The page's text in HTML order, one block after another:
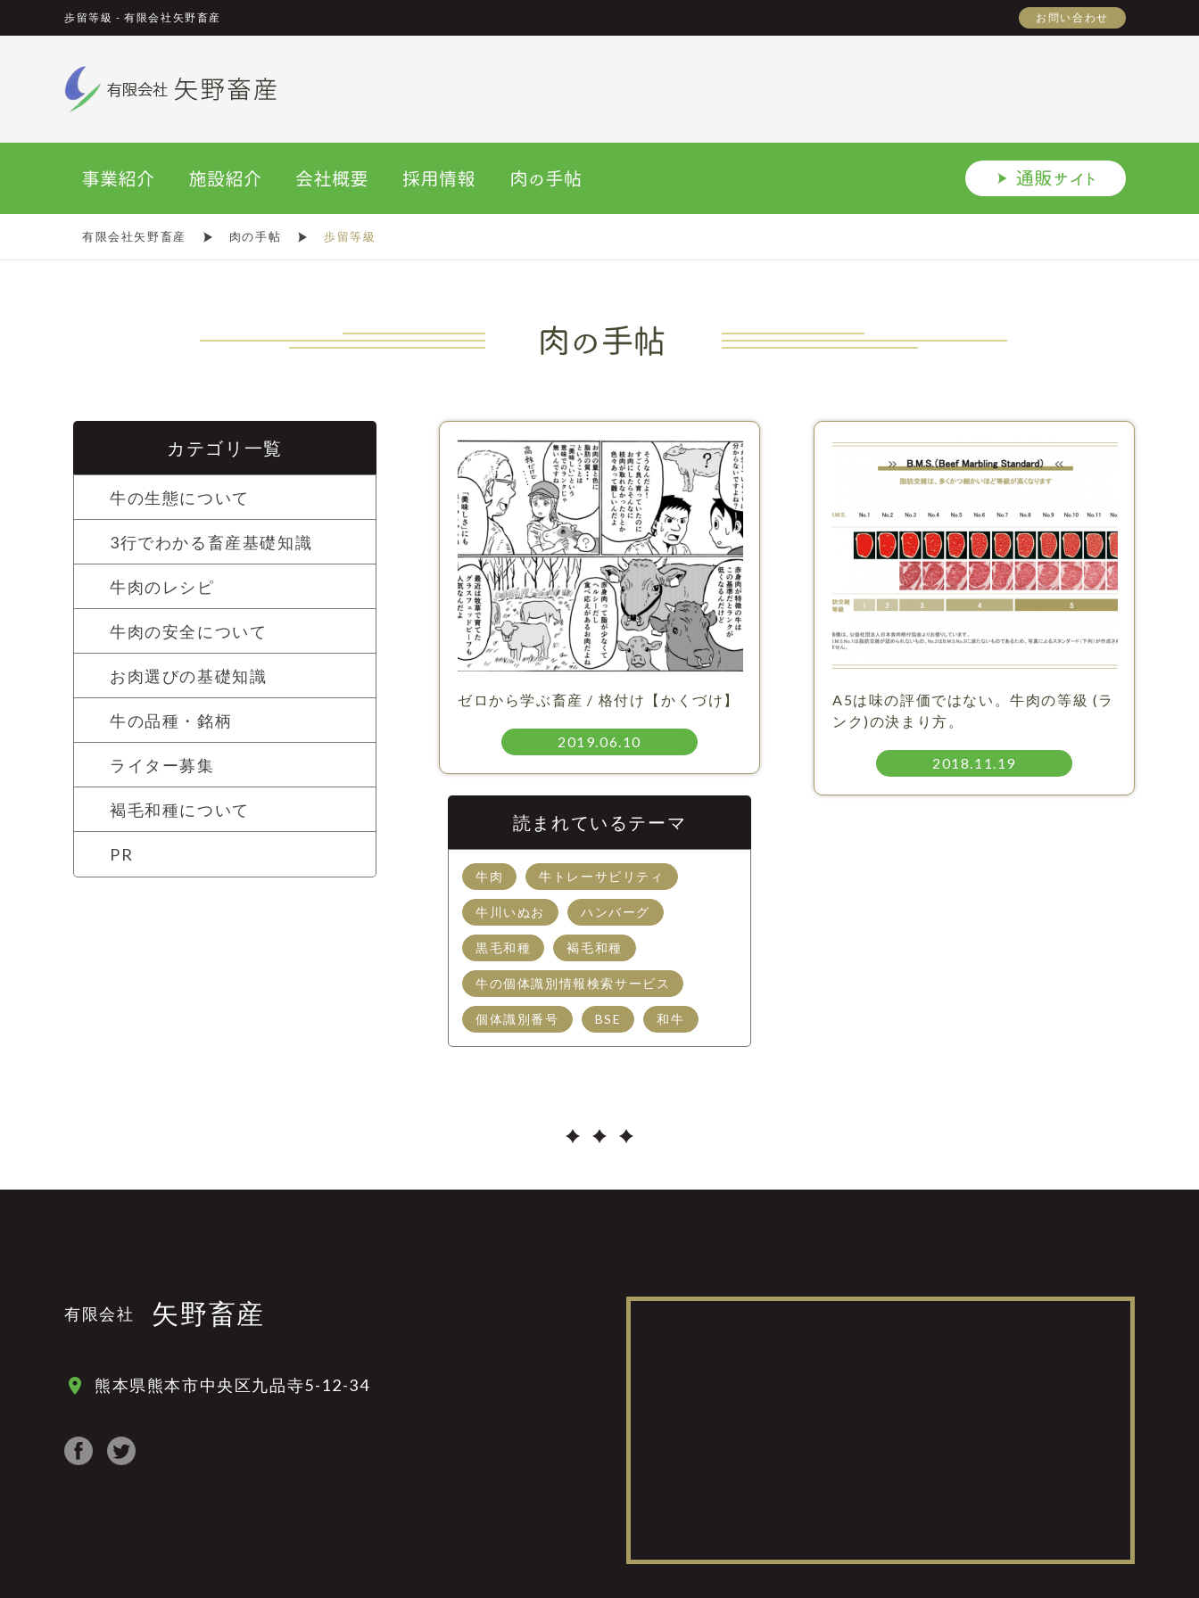
歩留等級 - 有限会社矢野畜産 お問い合わせ
有限会社矢野畜産 肉の手帖 歩留等級
ゼロから学ぶ畜産 / 格付け【かくづけ】
2019.06.10
A5は味の評価ではない。牛肉の等級 (ラ
ンク)の決まり方。
2018.11.19
カテゴリ一覧
牛の生態について
3行でわかる畜産基礎知識
牛肉のレシピ
牛肉の安全について
お肉選びの基礎知識
牛の品種・銘柄
ライター募集
褐毛和種について
PR
読まれているテーマ
牛肉 牛トレーサビリティ
牛川いぬお ハンバーグ
黒毛和種 褐毛和種
牛の個体識別情報検索サービス
個体識別番号 BSE 和牛
有限会社 矢野畜産
place 熊本県熊本市中央区九品寺5-12-34